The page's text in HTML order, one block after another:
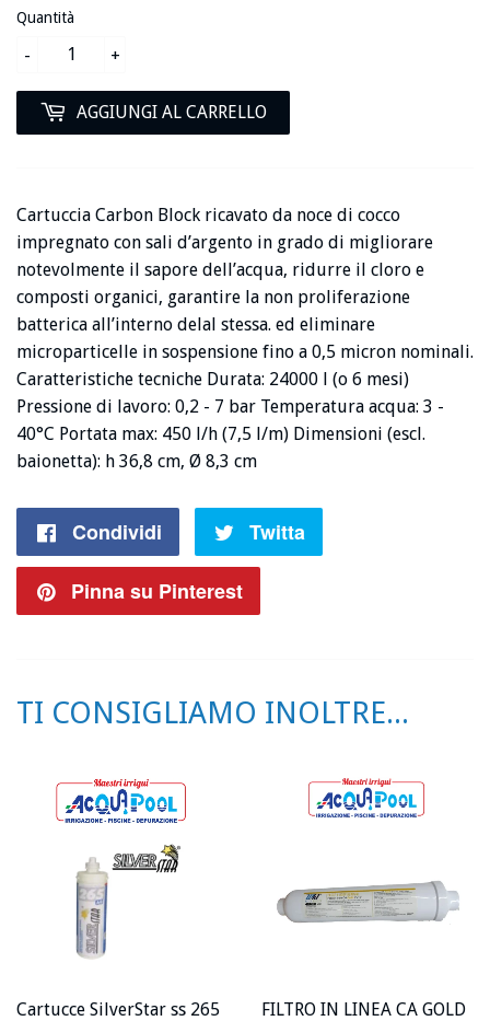
Quantità
+
-
AGGIUNGI AL CARRELLO
Cartuccia Carbon Block ricavato da noce di cocco
impregnato con sali d’argento in grado di migliorare
notevolmente il sapore dell’acqua, ridurre il cloro e
composti organici, garantire la non proliferazione
batterica all’interno delal stessa. ed eliminare
microparticelle in sospensione fino a 0,5 micron nominali.
Caratteristiche tecniche Durata: 24000 l (o 6 mesi)
Pressione di lavoro: 0,2 - 7 bar Temperatura acqua: 3 -
40°C Portata max: 450 l/h (7,5 l/m) Dimensioni (escl.
baionetta): h 36,8 cm, Ø 8,3 cm
Condividi
Condividi
su
Twitta
Pinna su Pinterest
TI CONSIGLIAMO INOLTRE...
Cartucce SilverStar ss 265
FILTRO IN LINEA CA GOLD